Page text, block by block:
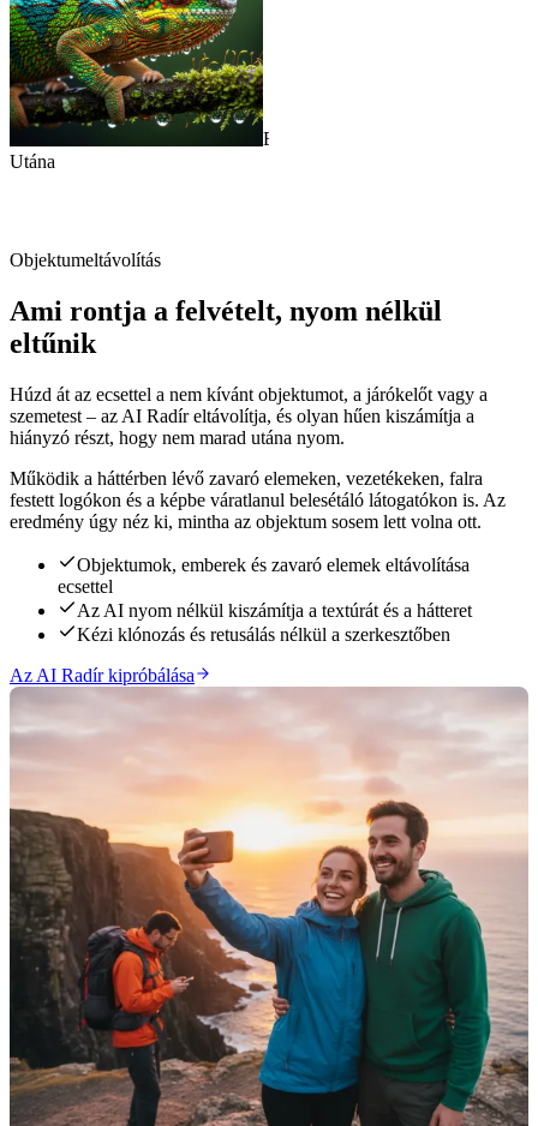
Előtte
Utána
Objektumeltávolítás
Ami rontja a felvételt, nyom nélkül
eltűnik
Húzd át az ecsettel a nem kívánt objektumot, a járókelőt vagy a
szemetest – az AI Radír eltávolítja, és olyan hűen kiszámítja a
hiányzó részt, hogy nem marad utána nyom.
Működik a háttérben lévő zavaró elemeken, vezetékeken, falra
festett logókon és a képbe váratlanul belesétáló látogatókon is. Az
eredmény úgy néz ki, mintha az objektum sosem lett volna ott.
Objektumok, emberek és zavaró elemek eltávolítása
ecsettel
Az AI nyom nélkül kiszámítja a textúrát és a hátteret
Kézi klónozás és retusálás nélkül a szerkesztőben
Az AI Radír kipróbálása